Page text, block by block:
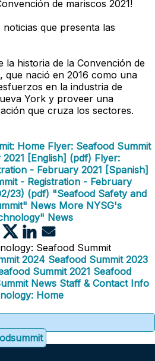
de mariscos 2021!
que presenta las
la historia de la Convención de
que nació en 2016 como una
en la industria de
York y proveer una
que cruza los sectores.
Home Flyer: Seafood Summit
[English] (pdf) Flyer:
- February 2021 [Spanish]
- Registration - February
23) (pdf) "Seafood Safety and
News More NYSG's
News
Seafood Summit
2024 Seafood Summit 2023
Summit 2021 Seafood
News Staff & Contact Info
Home